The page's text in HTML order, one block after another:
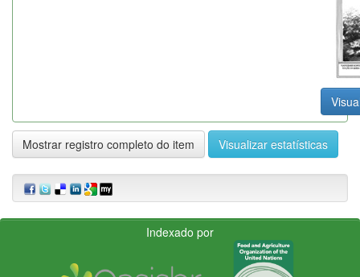
Mostrar registro completo do item Visualizar estatísticas
Indexado por